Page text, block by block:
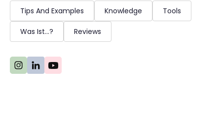
Tips And Examples Knowledge Tools
Was Ist...? Reviews